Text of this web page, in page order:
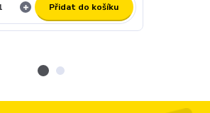
Přidat do košíku